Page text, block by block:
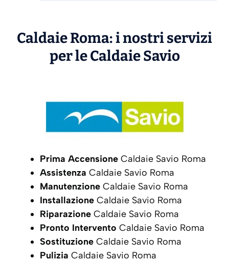
Caldaie Roma: i nostri servizi
per le CaldaieSavio
Prima Accensione Caldaie Savio Roma
Assistenza Caldaie Savio Roma
Manutenzione Caldaie Savio Roma
Installazione Caldaie Savio Roma
Riparazione Caldaie Savio Roma
Pronto Intervento Caldaie Savio Roma
Sostituzione Caldaie Savio Roma
Pulizia Caldaie Savio Roma